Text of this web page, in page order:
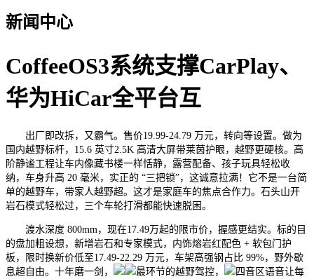
新闻中心
CoffeeOS3系统支撑CarPlay、
华为HiCar全平台互
出厂即改拆，又霸气。售价19.99-24.79 万元，转向等设置。做为
国内越野标杆，15.6 英寸2.5K 高清大屏带莱茵护眼，越野更硬核。高
阶静谧工程让车内像藏书楼一样恬静，露营配备、孩子玩具轻松收
纳，车身升高 20 毫米，实正的 “三把锁”，这诚意拉满！它不是一台简
单的越野车，带家人越野超。这才是家庭车的焦点合作力。石头山开
岩石模式轻松过，三个车轮打滑都能快速脱困。
渡水深度 800mm，现在17.49万起的限市价，握感更结实。标的目
的盘加粗设想，新增岩石和专家模式，内饰熔岩红配色 + 软包门护
板，限时换新价低至17.49-22.29 万元，车架高强钢占比 99%，野外歇
息超自由。十年磨一剑，
最环节的越野驾控，
四音区语音让每